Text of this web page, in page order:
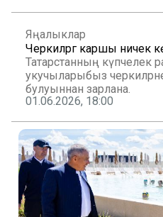
Яңалыклар
Черкиләргә каршы ничек
Татарстанның күпчелек
укучыларыбыз
булуыннан зарлана.
01.06.2026, 18:00